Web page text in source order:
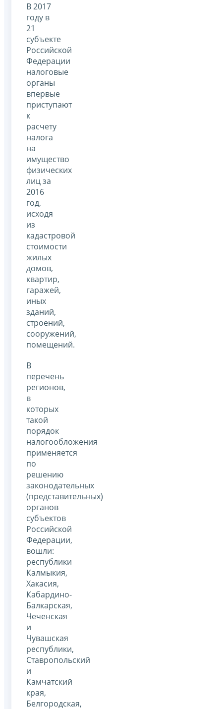
В 2017
году в
21
субъекте
Российской
Федерации
налоговые
органы
впервые
приступают
к
расчету
налога
на
имущество
физических
лиц за
2016
год,
исходя
из
кадастровой
стоимости
жилых
домов,
квартир,
гаражей,
иных
зданий,
строений,
сооружений,
помещений.
В
перечень
регионов,
в
которых
такой
порядок
налогообложения
применяется
по
решению
законодательных
(представительных)
органов
субъектов
Российской
Федерации,
вошли:
республики
Калмыкия,
Хакасия,
Кабардино-
Балкарская,
Чеченская
и
Чувашская
республики,
Ставропольский
и
Камчатский
края,
Белгородская,